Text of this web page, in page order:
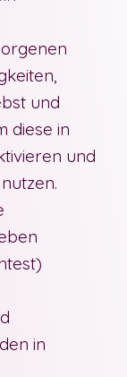
und
diese in
und
in